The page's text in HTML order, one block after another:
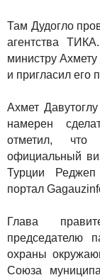
Там Дудогло
агентства
министру
и пригласил его
Ахмет
намерен
отметил,
официальный
Турции
портал
Глава
председателю
охраны
Союза